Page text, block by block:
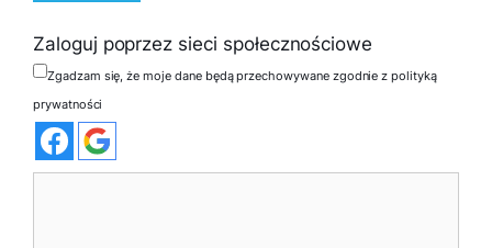
Zaloguj poprzez sieci społecznościowe
Zgadzam się, że moje dane będą przechowywane zgodnie z polityką
prywatności